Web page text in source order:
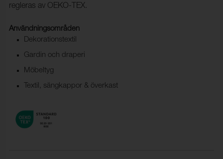
regleras av OEKO-TEX.
Användningsområden
Dekorationstextil
Gardin och draperi
Möbeltyg
Textil, sängkappor & överkast